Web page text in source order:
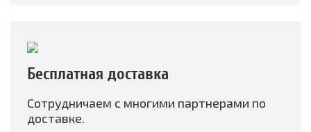
Бесплатная доставка
Сотрудничаем с многими партнерами по
доставке.